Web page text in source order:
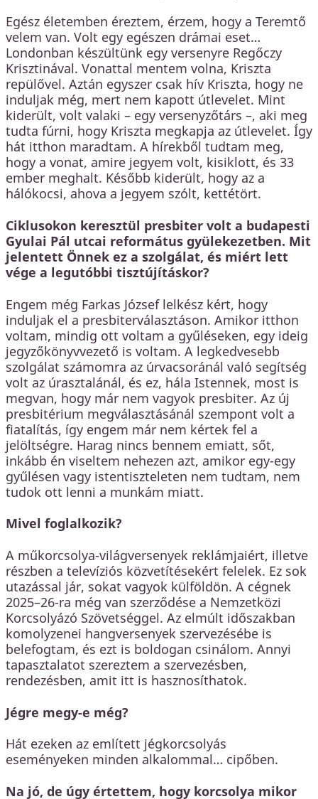
Egész életemben éreztem, érzem, hogy a Teremtő
velem van. Volt egy egészen drámai eset…
Londonban készültünk egy versenyre Regőczy
Krisztinával. Vonattal mentem volna, Kriszta
repülővel. Aztán egyszer csak hív Kriszta, hogy ne
induljak még, mert nem kapott útlevelet. Mint
kiderült, volt valaki – egy versenyzőtárs –, aki meg
tudta fúrni, hogy Kriszta megkapja az útlevelet. Így
hát itthon maradtam. A hírekből tudtam meg,
hogy a vonat, amire jegyem volt, kisiklott, és 33
ember meghalt. Később kiderült, hogy az a
hálókocsi, ahova a jegyem szólt, kettétört.
Ciklusokon keresztül presbiter volt a budapesti
Gyulai Pál utcai református gyülekezetben. Mit
jelentett Önnek ez a szolgálat, és miért lett
vége a legutóbbi tisztújításkor?
Engem még Farkas József lelkész kért, hogy
induljak el a presbiterválasztáson. Amikor itthon
voltam, mindig ott voltam a gyűléseken, egy ideig
jegyzőkönyvvezető is voltam. A legkedvesebb
szolgálat számomra az úrvacsoránál való segítség
volt az úrasztalánál, és ez, hála Istennek, most is
megvan, hogy már nem vagyok presbiter. Az új
presbitérium megválasztásánál szempont volt a
fiatalítás, így engem már nem kértek fel a
jelöltségre. Harag nincs bennem emiatt, sőt,
inkább én viseltem nehezen azt, amikor egy-egy
gyűlésen vagy istentiszteleten nem tudtam, nem
tudok ott lenni a munkám miatt.
Mivel foglalkozik?
A műkorcsolya-világversenyek reklámjaiért, illetve
részben a televíziós közvetítésekért felelek. Ez sok
utazással jár, sokat vagyok külföldön. A cégnek
2025–26-ra még van szerződése a Nemzetközi
Korcsolyázó Szövetséggel. Az elmúlt időszakban
komolyzenei hangversenyek szervezésébe is
belefogtam, és ezt is boldogan csinálom. Annyi
tapasztalatot szereztem a szervezésben,
rendezésben, amit itt is hasznosíthatok.
Jégre megy-e még?
Hát ezeken az említett jégkorcsolyás
eseményeken minden alkalommal… cipőben.
Na jó, de úgy értettem, hogy korcsolya mikor